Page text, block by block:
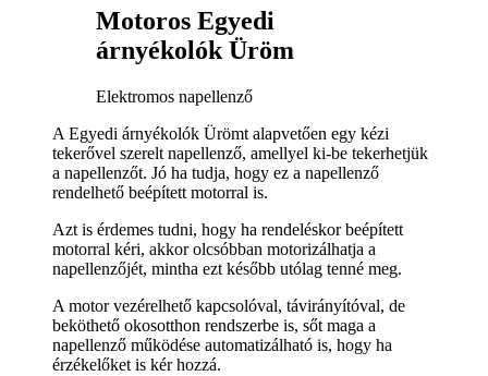
Motoros Egyedi
árnyékolók Üröm
Elektromos napellenző
A Egyedi árnyékolók Ürömt alapvetően egy kézi
tekerővel szerelt napellenző, amellyel ki-be tekerhetjük
a napellenzőt. Jó ha tudja, hogy ez a napellenző
rendelhető beépített motorral is.
Azt is érdemes tudni, hogy ha rendeléskor beépített
motorral kéri, akkor olcsóbban motorizálhatja a
napellenzőjét, mintha ezt később utólag tenné meg.
A motor vezérelhető kapcsolóval, távirányítóval, de
beköthető okosotthon rendszerbe is, sőt maga a
napellenző működése automatizálható is, hogy ha
érzékelőket is kér hozzá.